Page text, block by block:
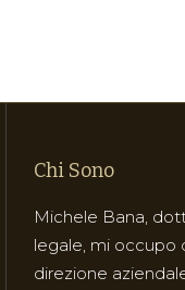
Chi Sono
Michele Bana,
legale, mi occupo
direzione